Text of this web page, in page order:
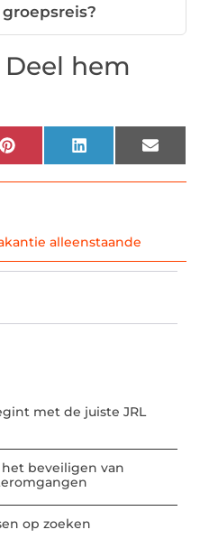
hem
PinterestLinkedInEmail
alleenstaande
met de juiste JRL
beveiligen van
op zoeken